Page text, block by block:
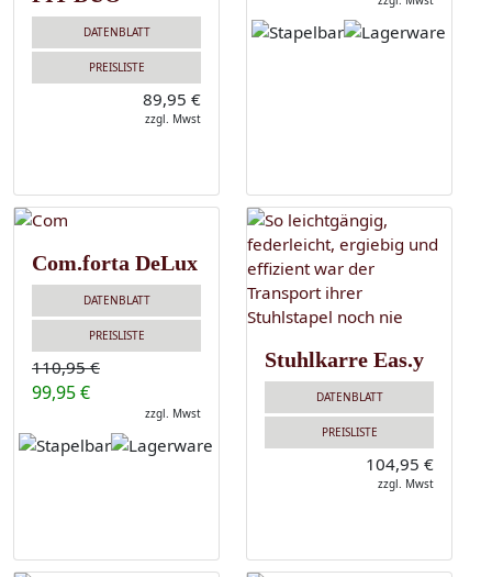
DATENBLATT
PREISLISTE
89,95 €
zzgl. Mwst
Com.forta DeLux
DATENBLATT
PREISLISTE
110,95 €
99,95 €
zzgl. Mwst
Stuhlkarre Eas.y
DATENBLATT
PREISLISTE
104,95 €
zzgl. Mwst